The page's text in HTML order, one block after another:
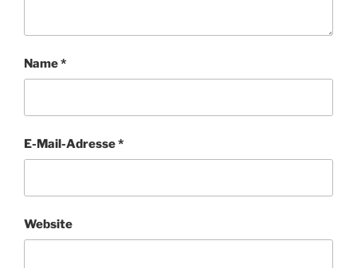
Name*
E-Mail-Adresse*
Website